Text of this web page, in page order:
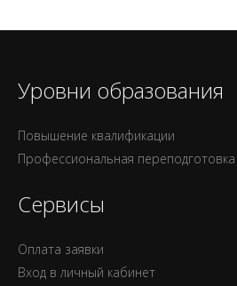
Уровни образования
Повышение квалификации
Профессиональная переподготовка
Сервисы
Оплата заявки
Вход в личный кабинет